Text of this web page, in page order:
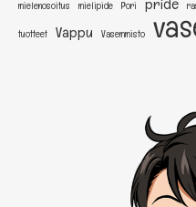
mielenosoitus mielipide Pori pride
tuotteet Vappu Vasemmisto